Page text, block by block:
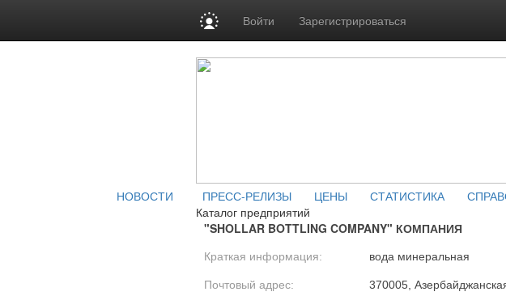
Войти Зарегистрироваться
НОВОСТИ ПРЕСС-РЕЛИЗЫ ЦЕНЫ СТАТИСТИКА
Каталог предприятий
"SHOLLAR BOTTLING COMPANY" КОМПАНИЯ
Краткая информация: вода минеральная
Почтовый адрес:
370005,